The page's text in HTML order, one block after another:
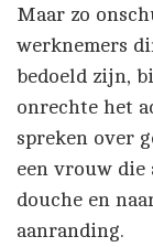
Maar zo
werknemers
bedoeld zijn,
onrechte het
spreken over
een vrouw die
douche en
aanranding.